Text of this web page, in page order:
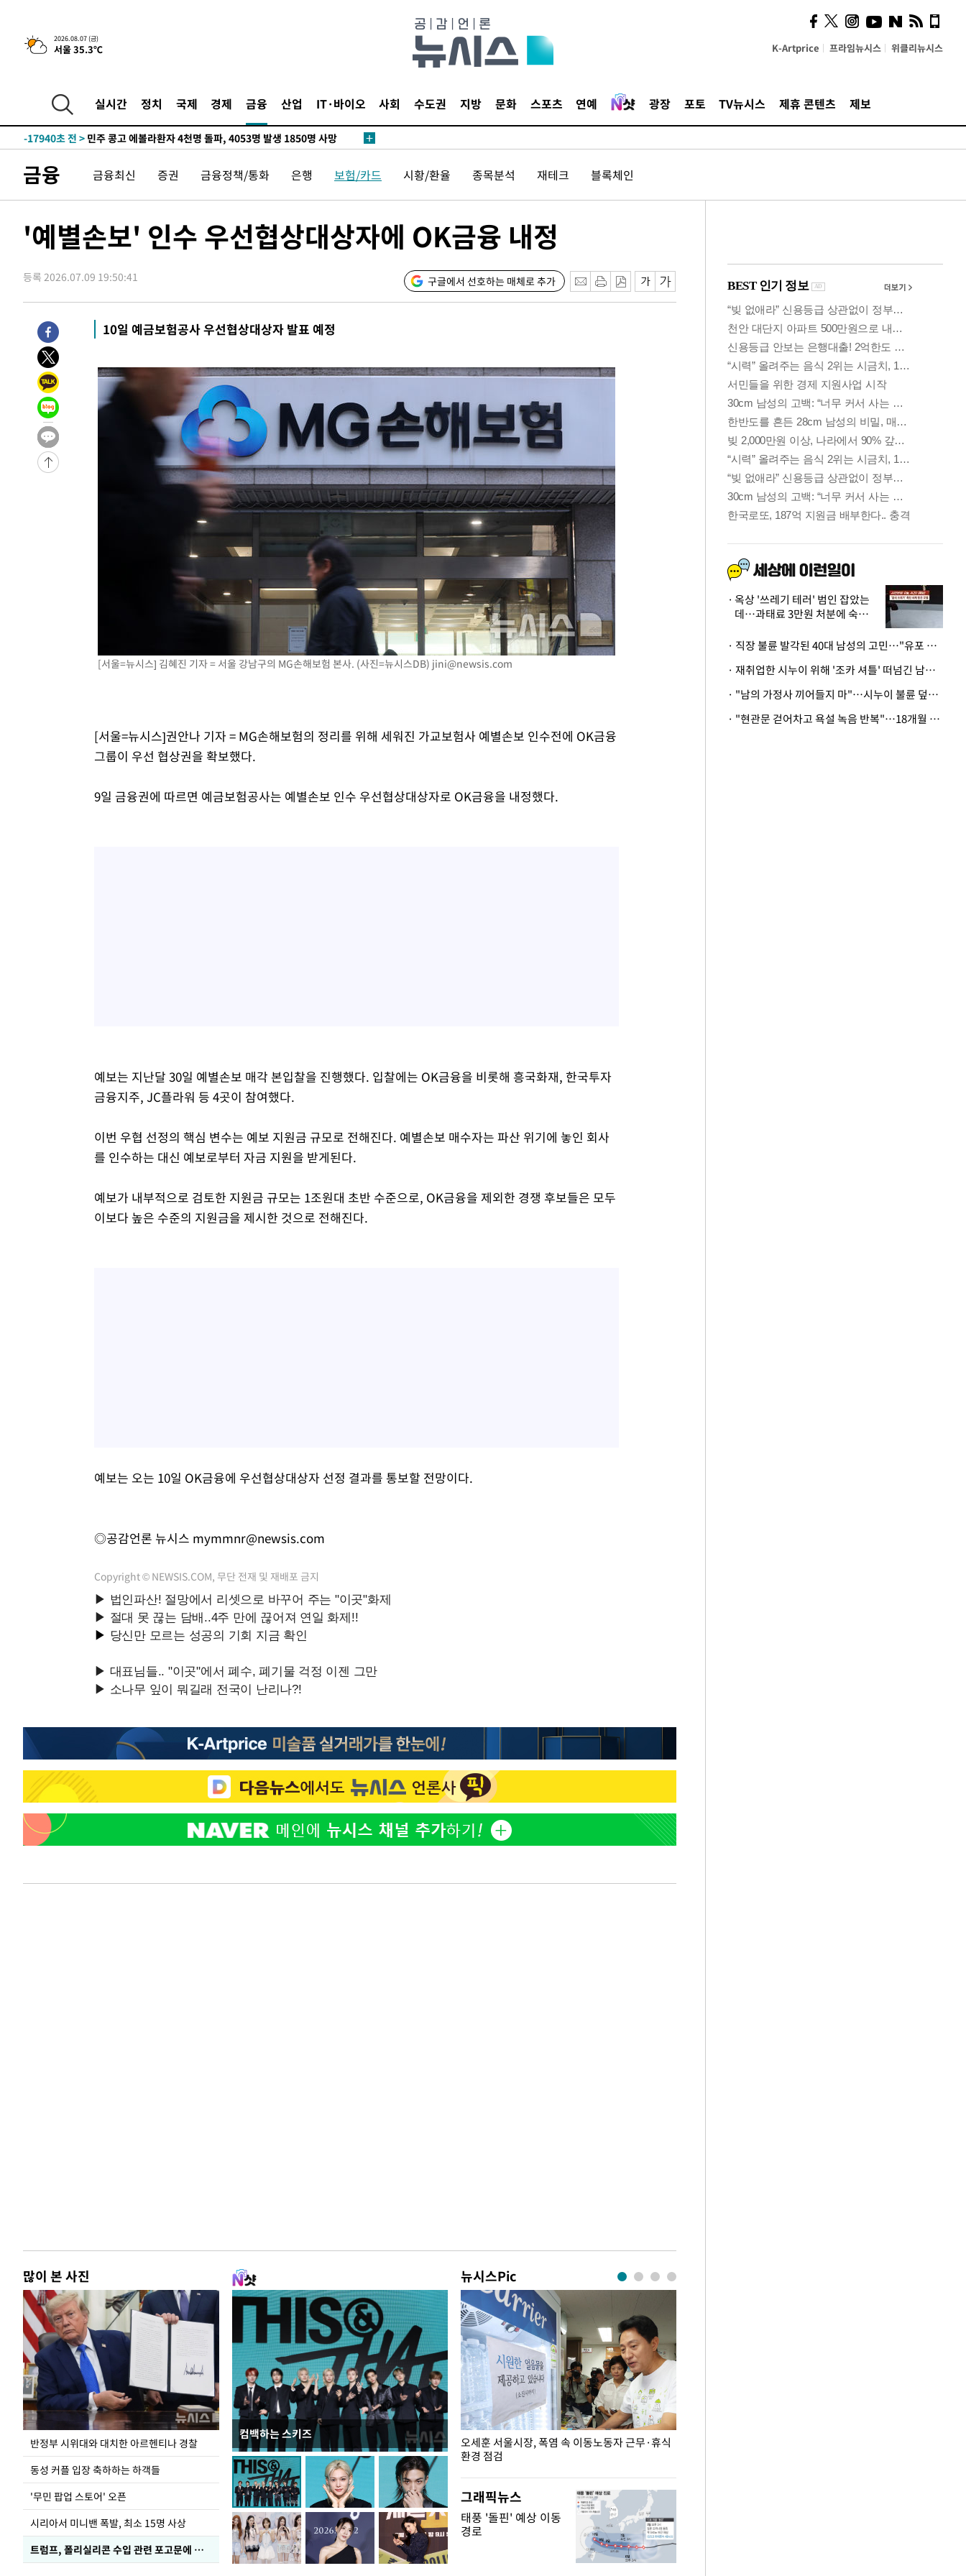
2026.08.07 (금)
서울 35.3℃ K-Artprice 프라임뉴시스 위클리뉴시스
실시간 정치 국제 경제 금융 산업 IT·바이오 사회 수도권 지방 문화 스포츠 연예 광장 포토 TV뉴시스 제휴 콘텐츠 제보
-276초 전 >[속보] 뉴욕증시, 일제 하락 마감…나스닥 0.06%↓
-28989초 전 >[속보]국힘 윤리위, '돌려차기 발언' 진종오·서범수 징계 절차 개시
25.3%↑
-21474초 전 >
[속보]'채상병 순직 책임' 임성근, 항소심도 징역 3년
-21340초 전 >
-17940초 전 > 민주 콩고 에볼라환자 4천명 돌파, 4053명 발생 1850명 사망
-16384초 전 >
"미 전국적 살모네라 식중독 원인은 멕시코산 할라피뇨"-- CDC
-14897초 전 >[속보]경찰·노동부, HL만도 평택사업장 끼임 사망 관련 압수수색
압수수색
-14533초 전 >[속보]원·달러 환율, 오전 9시 1423.8원
-14315초 전 >[속보]코스닥, 5.95포인트(0.74%) 상승한 807.62개장
-11448초 전 >
시리아 다마스쿠스 교외에서 미니버스 폭발.. 14명 부상, 3명은 중
-10746초 전 >
입추에도 극한더위…서울 낮 39도 '폭염중대경보'
-5710초 전 >
례 큰 폭발음
-4425초 전 >
[속보]美, 폴리실리콘 수입 규제…파생제품 15% 관세, 120일 후 발
-2576초 전 >
[속보]트럼프, 美 원정출산 금지 행정명령 서명
-276초 전 >
[속보] 뉴욕증시, 일제 하락 마감…나스닥 0.06%↓
-28989초 전 >
[속보]국힘 윤리위, '돌려차기 발언' 진종오·서범수 징계 절차 개시
-24314초 전 >
[속보] 7월 중국 수출 23.9%↑ 수입 27.5%↑…무역총액
25.3%↑
[속보]'채상병 순직 책임' 임성근, 항소심도 징역 3년
[속보]종합특검, '관저이전 봐주기 감사' 유병호 구속기소
민주 콩고 에볼라환자 4천명 돌파, 4053명 발생 1850명 사망
[속보]'300억원대 사기 혐의' 차가원 대표 구속 송치
"미 전국적 살모네라 식중독 원인은 멕시코산 할라피뇨"-- CDC
[속보]경찰·노동부, HL만도 평택사업장 끼임 사망 관련 압수수색
[속보]합수본, '투표율 허위 입력' 중앙·서울·경기도 선관위 등 9곳
[속보]원·달러 환율, 오전 9시 1423.8원
[속보]삼성전자·SK하이닉스 동반 강보합…1%대 상승 출발
[속보]코스닥, 5.95포인트(0.74%) 상승한 807.62개장
이란, 호르무즈서 "적국 목표물들"과 대치로 남부 케슘섬에서 두차
[속보]美, 폴리실리콘 수입 규제…파생제품 15% 관세, 120일 후 발
[속보] 뉴욕증시, 일제 하락 마감…나스닥 0.06%↓
금융 금융최신 증권 금융정책/통화 은행 보험/카드 시황/환율 종목분석 재테크 블록체인
'예별손보' 인수 우선협상대상자에 OK금융 내정
등록 2026.07.09 19:50:41 구글에서 선호하는 매체로 추가
10일 예금보험공사 우선협상대상자 발표 예정
[서울=뉴시스] 김혜진 기자 = 서울 강남구의 MG손해보험 본사. (사진=뉴시스DB) jini@newsis.com
[서울=뉴시스]권안나 기자 = MG손해보험의 정리를 위해 세워진 가교보험사 예별손보 인수전에 OK금융
그룹이 우선 협상권을 확보했다.
9일 금융권에 따르면 예금보험공사는 예별손보 인수 우선협상대상자로 OK금융을 내정했다.
예보는 지난달 30일 예별손보 매각 본입찰을 진행했다. 입찰에는 OK금융을 비롯해 흥국화재, 한국투자
금융지주, JC플라워 등 4곳이 참여했다.
이번 우협 선정의 핵심 변수는 예보 지원금 규모로 전해진다. 예별손보 매수자는 파산 위기에 놓인 회사
를 인수하는 대신 예보로부터 자금 지원을 받게된다.
예보가 내부적으로 검토한 지원금 규모는 1조원대 초반 수준으로, OK금융을 제외한 경쟁 후보들은 모두
이보다 높은 수준의 지원금을 제시한 것으로 전해진다.
예보는 오는 10일 OK금융에 우선협상대상자 선정 결과를 통보할 전망이다.
◎공감언론 뉴시스 mymmnr@newsis.com
Copyright © NEWSIS.COM, 무단 전재 및 재배포 금지
많이 본 사진
반정부 시위대와 대치한 아르헨티나 경찰
동성 커플 입장 축하하는 하객들
'무민 팝업 스토어' 오픈
시리아서 미니밴 폭발, 최소 15명 사상
트럼프, 폴리실리콘 수입 관련 포고문에 서명
컴백하는 스키즈
뉴시스Pic
이 대통령, 軍 장성 진급자들에게 삼정검 수치 수
여
오세훈 서울시장, 폭염 속 이동노동자 근무·휴식
환경 점검
그래픽뉴스
태풍 '돌핀' 예상 이동
경로
시, 스마트폰 액세서리에
NFC 더했다
옥상 '쓰레기 테러' 범인 잡았는
데…과태료 3만원 처분에 숙박업
· 직장 불륜 발각된 40대 남성의 고민…"유포 동료 명예훼손·협박죄 고소 가능할까"
· 재취업한 시누이 위해 '조카 셔틀' 떠넘긴 남편…아내 "난 못한다"
· "남의 가정사 끼어들지 마"…시누이 불륜 덮으려는 남편에 억울한 아내
· "현관문 걷어차고 욕설 녹음 반복"…18개월 아기 키우는 집 뒤흔든 '앞집의 비극'